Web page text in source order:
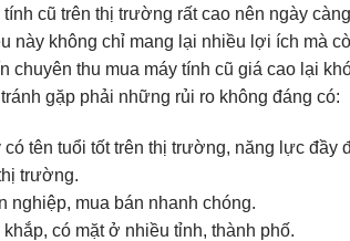
cũ trên thị trường rất cao nên ngày
này không chỉ mang lại nhiều lợi ích mà
chuyên thu mua máy tính cũ giá cao lại
gặp phải những rủi ro không đáng có:
tên tuổi tốt trên thị trường, năng lực đầy
trường.
nghiệp, mua bán nhanh chóng.
có mặt ở nhiều tỉnh, thành phố.